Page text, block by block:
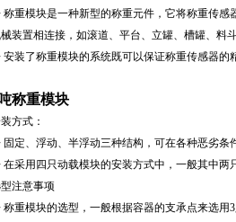
重模块是一种新型的称重元件，它将称重传感
装置相连接，如滚道、平台、立罐、槽罐、料斗
装了称重模块的系统既可以保证称重传感器的
称重模块
方式：
定、浮动、半浮动三种结构，可在各种恶劣条
采用四只动载模块的安装方式中，一般其中两
注意事项
重模块的选型，一般根据容器的支承点来选用